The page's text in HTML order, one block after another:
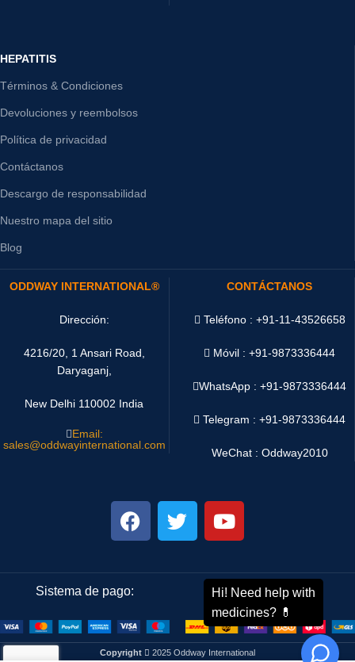
HEPATITIS
Términos & Condiciones
Devoluciones y reembolsos
Política de privacidad
Contáctanos
Descargo de responsabilidad
Nuestro mapa del sitio
Blog
ODDWAY INTERNATIONAL®
Dirección:
4216/20, 1 Ansari Road,
Daryaganj,
New Delhi 110002 India
Email:
sales@oddwayinternational.com
CONTÁCTANOS
Teléfono : +91-11-43526658
Móvil : +91-9873336444
WhatsApp :+91-9873336444
Telegram : +91-9873336444
WeChat : Oddway2010
Sistema de pago: Sistema de envío:
Copyright 2025 Oddway International